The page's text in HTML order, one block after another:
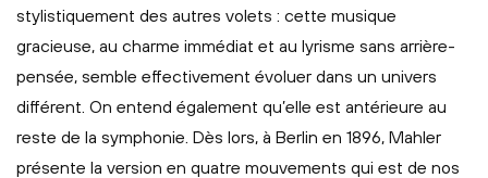
stylistiquement des autres volets : cette musique
gracieuse, au charme immédiat et au lyrisme sans arrière-
pensée, semble effectivement évoluer dans un univers
différent. On entend également qu’elle est antérieure au
reste de la symphonie. Dès lors, à Berlin en 1896, Mahler
présente la version en quatre mouvements qui est de nos